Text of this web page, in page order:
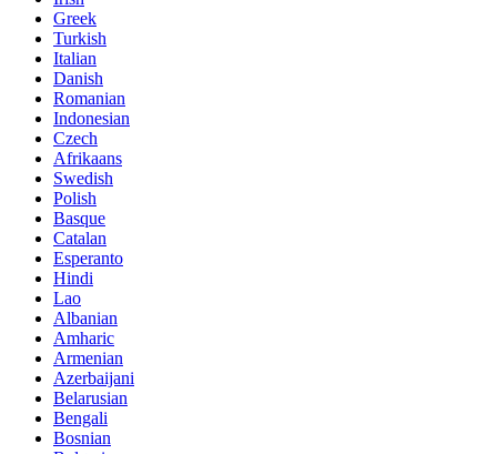
Greek
Turkish
Italian
Danish
Romanian
Indonesian
Czech
Afrikaans
Swedish
Polish
Basque
Catalan
Esperanto
Hindi
Lao
Albanian
Amharic
Armenian
Azerbaijani
Belarusian
Bengali
Bosnian